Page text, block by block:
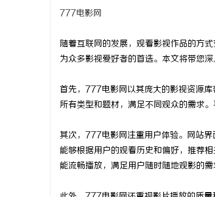
777电影网
随着互联网的发展，观看影视作品的方
为众多影视爱好者的首选。本文将带您
首先，777电影网以其庞大的影视资源
所有类型和题材，满足不同观众的需求
其次，777电影网注重用户体验。网站
能够根据用户的观看历史和偏好，推荐
能流畅播放，满足用户随时随地观影的需